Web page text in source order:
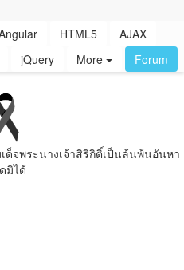
HTML5
AJAX
jQuery More Forum
จพระนางเจ้าสิริกิติ์เป็นล้นพ้นอันหา
มิได้